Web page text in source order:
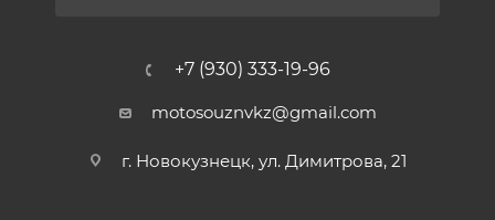
+7 (930) 333-19-96
motosouznvkz@gmail.com
г. Новокузнецк, ул. Димитрова, 21